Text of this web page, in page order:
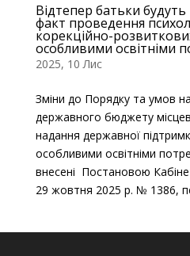
Відтепер батьки
факт проведення
корекційно-
особливими освітніми
2025, 10 Лис
Зміни до Порядку та умов
державного бюджету
надання державної
особливими освітніми
внесені Постановою
29 жовтня 2025 р. № 1386,